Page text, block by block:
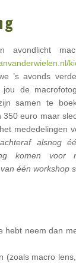
avondlicht
’s avonds
de
samen te
euro maar
mededelingen
alsnog
komen voor
één workshop
hebt neem dan
(zoals macro